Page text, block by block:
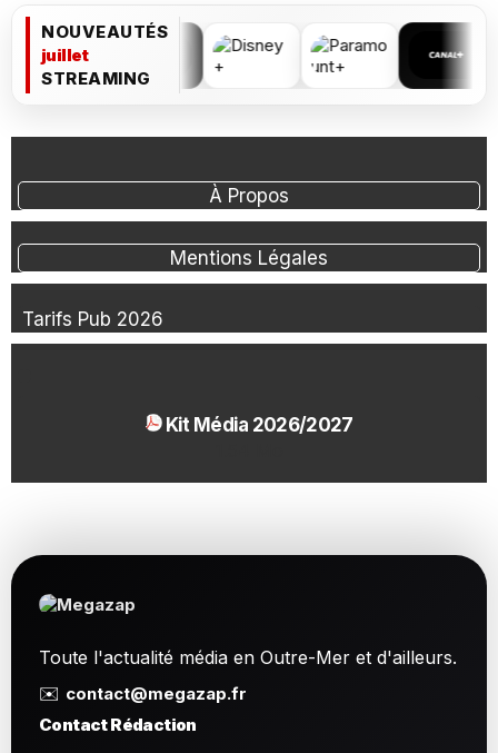
NOUVEAUTÉS
juillet
STREAMING
À Propos
Mentions Légales
Tarifs Pub 2026
Kit Média 2026/2027
Toute l'actualité média en Outre-Mer et d'ailleurs.
✉️ contact@megazap.fr
Contact Rédaction